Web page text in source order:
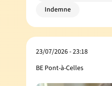
Indemne
23/07/2026 - 23:18
BE Pont-à-Celles